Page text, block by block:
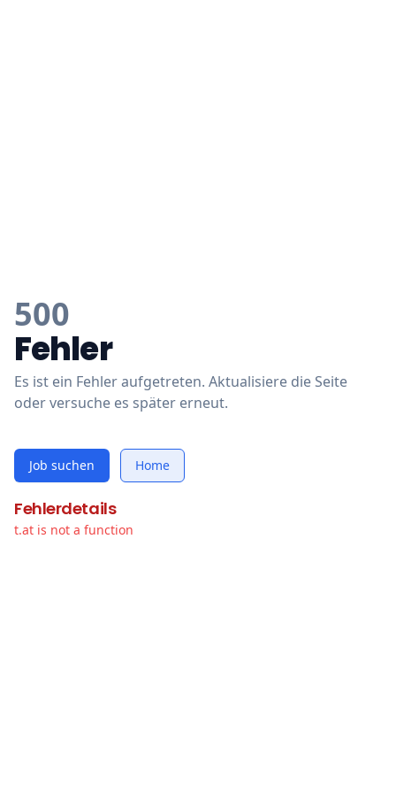
500
Fehler
Es ist ein Fehler aufgetreten. Aktualisiere die Seite
oder versuche es später erneut.
Job suchen Home
Fehlerdetails
t.at is not a function